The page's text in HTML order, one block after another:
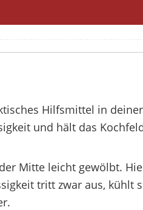
29,95 €*
Hilfsmittel in
und hält das
Mitte leicht gewölbt.
tritt zwar aus, kühlt